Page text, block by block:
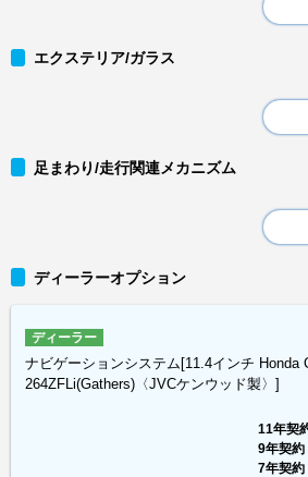
エクステリア/ガラス
足まわり/走行関連メカニズム
ディーラーオプション
ディーラー
ナビゲーションシステム[11.4インチ Honda
264ZFLi(Gathers)〈JVCケンウッド製〉]
11年契
9年契約
7年契約